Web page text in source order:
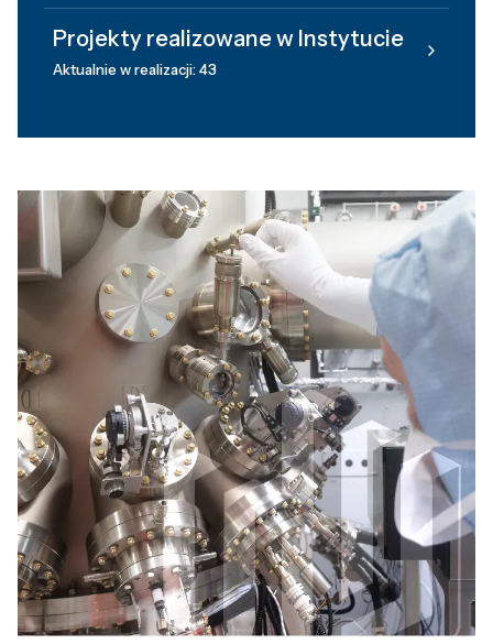
Projekty realizowane w Instytucie
Aktualnie w realizacji: 43